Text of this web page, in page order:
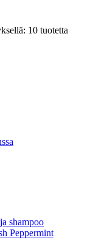
10 tuotetta
shampoo
Peppermint